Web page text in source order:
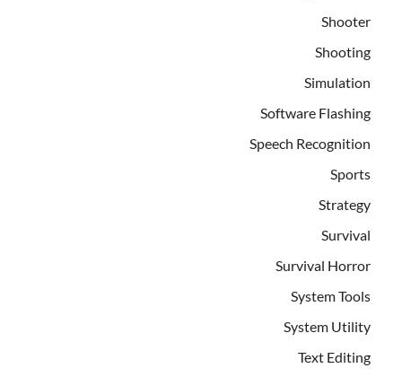
Shooter
Shooting
Simulation
Software Flashing
Speech Recognition
Sports
Strategy
Survival
Survival Horror
System Tools
System Utility
Text Editing